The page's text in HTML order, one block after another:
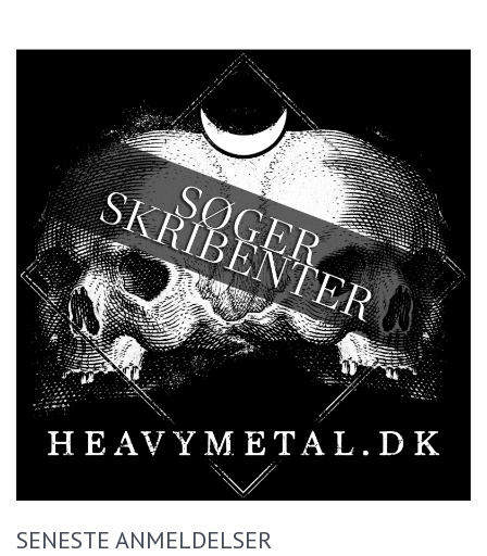
SENESTE ANMELDELSER